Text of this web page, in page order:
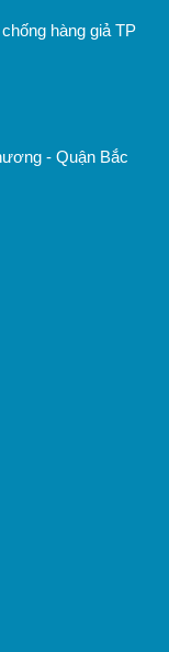
hàng giả TP
- Quận Bắc